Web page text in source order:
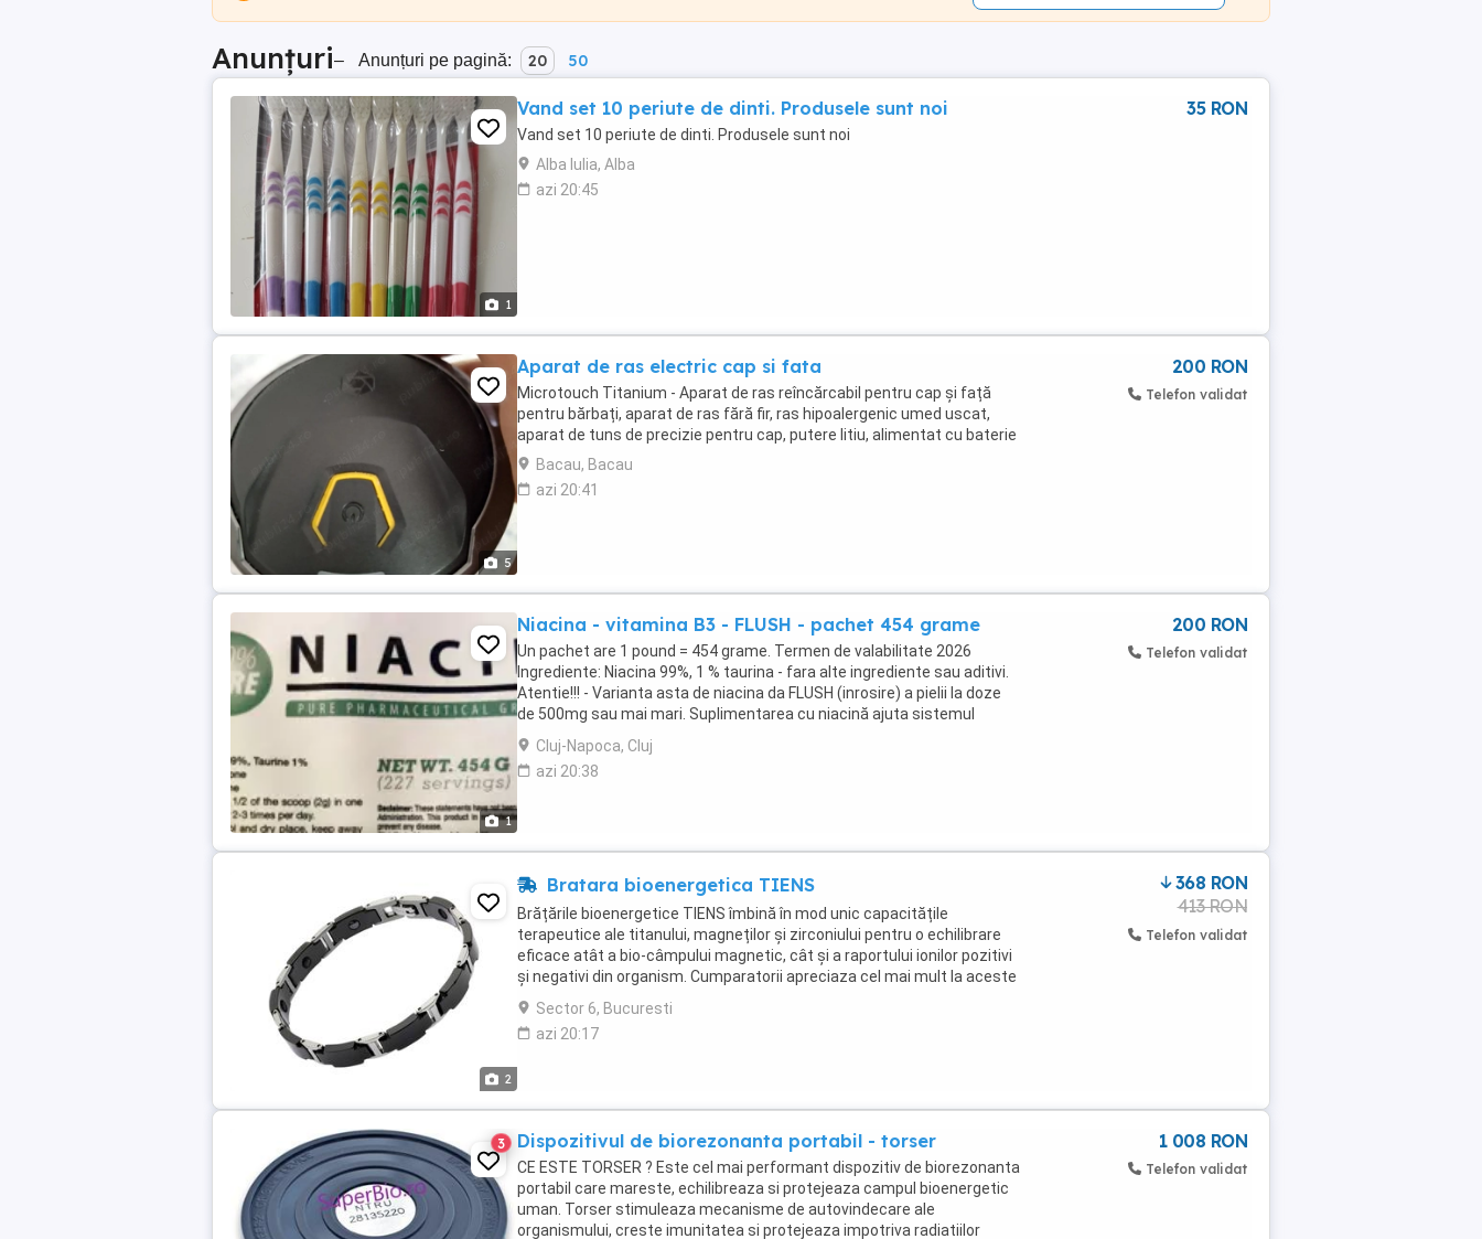
Anunțuri– Anunțuri pe pagină: 20 50
1
Vand set 10 periute de dinti. Produsele sunt noi
Vand set 10 periute de dinti. Produsele sunt noi
Alba Iulia, Alba
azi 20:45
35 RON
5
Aparat de ras electric cap si fata
Microtouch Titanium - Aparat de ras reîncărcabil pentru cap și față
pentru bărbați, aparat de ras fără fir, ras hipoalergenic umed uscat,
aparat de tuns de precizie pentru cap, putere litiu, alimentat cu baterie
Bacau, Bacau
azi 20:41
200 RON
Telefon validat
1
Niacina - vitamina B3 - FLUSH - pachet 454 grame
Un pachet are 1 pound = 454 grame. Termen de valabilitate 2026
Ingrediente: Niacina 99%, 1 % taurina - fara alte ingrediente sau aditivi.
Atentie!!! - Varianta asta de niacina da FLUSH (inrosire) a pielii la doze
de 500mg sau mai mari. Suplimentarea cu niacină ajuta sistemul
imunitar. Studiile arată ...
Cluj-Napoca, Cluj
azi 20:38
200 RON
Telefon validat
2
Bratara bioenergetica TIENS
Brățările bioenergetice TIENS îmbină în mod unic capacitățile
terapeutice ale titanului, magneților și zirconiului pentru o echilibrare
eficace atât a bio-câmpului magnetic, cât și a raportului ionilor pozitivi
și negativi din organism. Cumparatorii apreciaza cel mai mult la aceste
bratari efectul de ...
Sector 6, Bucuresti
azi 20:17
368 RON
413 RON
Telefon validat
3 Dispozitivul de biorezonanta portabil - torser
CE ESTE TORSER ? Este cel mai performant dispozitiv de biorezonanta
portabil care mareste, echilibreaza si protejeaza campul bioenergetic
uman. Torser stimuleaza mecanisme de autovindecare ale
organismului, creste imunitatea si protejeaza impotriva radiatiilor
1 008 RON
Telefon validat